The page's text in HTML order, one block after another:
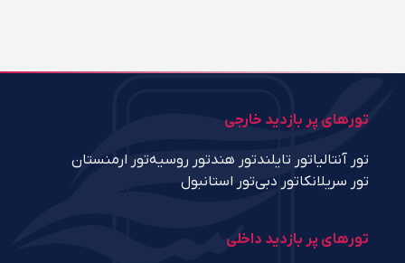
تورهای پر بازدید خارجی
تور آنتالیاتور تایلندتور هندتور روسیهتور ارمنستان
تور سریلانکاتور دبیتور استانبول
تورهای پر بازدید داخلی